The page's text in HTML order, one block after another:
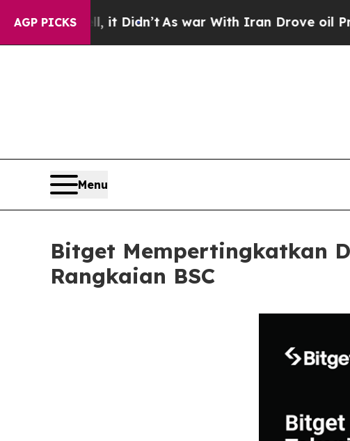
AGP PICKS
it Didn’t As war With Iran Drove oil Prices
Menu
Bitget Mempertingkatkan
Rangkaian BSC